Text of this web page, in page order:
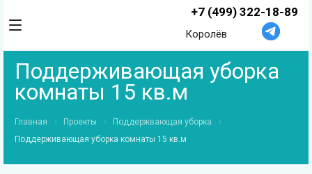
+7 (499) 322-18-89
Королёв
Поддерживающая уборка
комнаты 15 кв.м
Главная Проекты
Поддержвающая уборка
Поддерживающая уборка комнаты 15 кв.м